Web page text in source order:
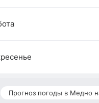
Прогноз погоды в Медно